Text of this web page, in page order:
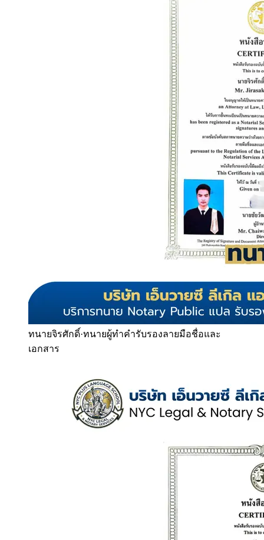
ทนายจิรศักดิ์·ทนายผู้ทำคำรับรองลายมือชื่อและ
เอกสาร